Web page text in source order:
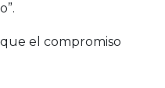
el compromiso